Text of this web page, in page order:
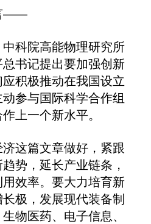
——
科院高能物理研究所
书记提出要加强创新
积极推动在我国设立
参与国际科学合作组
上一个新水平。
这篇文章做好，紧跟
势，延长产业链条，
效率。要大力培育新
极，发展现代装备制
物医药、电子信息、